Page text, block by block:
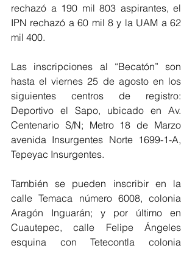
rechazó a 190 mil 803 aspirantes, el
IPN rechazó a 60 mil 8 y la UAM a 62
mil 400.
Las inscripciones al “Becatón” son
hasta el viernes 25 de agosto en los
siguientes centros de registro:
Deportivo el Sapo, ubicado en Av.
Centenario S/N; Metro 18 de Marzo
avenida Insurgentes Norte 1699-1-A,
Tepeyac Insurgentes.
También se pueden inscribir en la
calle Temaca número 6008, colonia
Aragón Inguarán; y por último en
Cuautepec, calle Felipe Ángeles
esquina con Tetecontla colonia